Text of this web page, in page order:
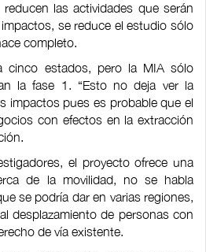
las actividades que serán
se reduce el estudio sólo
completo.
cinco estados, pero la MIA sólo
la fase 1. “Esto no deja ver la
impactos pues es probable que el
con efectos en la extracción
el proyecto ofrece una
de la movilidad, no se habla
se podría dar en varias regiones,
desplazamiento de personas con
de vía existente.